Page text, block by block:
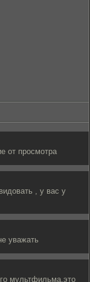
от просмотра
, у вас у
уважать
мультфильма,это